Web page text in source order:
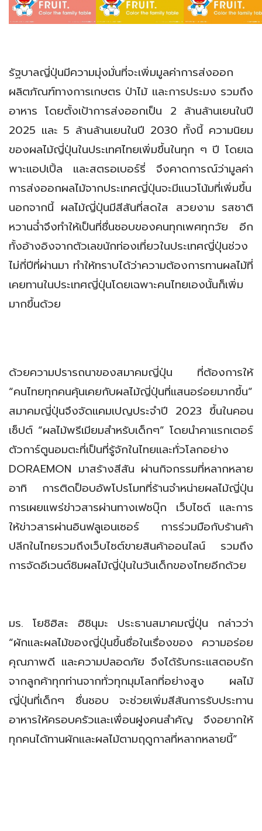
รัฐบาลญี่ปุ่นมีความมุ่งมั่นที่จะเพิ่มมูลค่าการส่งออก
ผลิตภัณฑ์ทางการเกษตร ป่าไม้ และการประมง รวมถึง
อาหาร โดยตั้งเป้าการส่งออกเป็น 2 ล้านล้านเยนในปี
2025 และ 5 ล้านล้านเยนในปี 2030 ทั้งนี้ ความนิยม
ของผลไม้ญี่ปุ่นในประเทศไทยเพิ่มขึ้นในทุก ๆ ปี โดยเฉ
พาะแอปเปิ้ล และสตรอเบอร์รี่ จึงคาดการณ์ว่ามูลค่า
การส่งออกผลไม้จากประเทศญี่ปุ่นจะมีแนวโน้มที่เพิ่มขึ้น
นอกจากนี้ ผลไม้ญี่ปุ่นมีสีสันที่สดใส สวยงาม รสชาติ
หวานฉ่ำจึงทำให้เป็นที่ชื่นชอบของคนทุกเพศทุกวัย อีก
ทั้งอ้างอิงจากตัวเลขนักท่องเที่ยวในประเทศญี่ปุ่นช่วง
ไม่กี่ปีที่ผ่านมา ทำให้ทราบได้ว่าความต้องการทานผลไม้ที่
เคยทานในประเทศญี่ปุ่นโดยเฉพาะคนไทยเองนั้นก็เพิ่ม
มากขึ้นด้วย
ด้วยความปรารถนาของสมาคมญี่ปุ่น ที่ต้องการให้
“คนไทยทุกคนคุ้นเคยกับผลไม้ญี่ปุ่นที่แสนอร่อยมากขึ้น”
สมาคมญี่ปุ่นจึงจัดแคมเปญประจำปี 2023 ขึ้นในคอน
เซ็ปต์ “ผลไม้พรีเมียมสำหรับเด็กๆ” โดยนำคาแรกเตอร์
ตัวการ์ตูนอมตะที่เป็นที่รู้จักในไทยและทั่วโลกอย่าง
DORAEMON มาสร้างสีสัน ผ่านกิจกรรมที่หลากหลาย
อาทิ การติดป็อบอัพโปรโมทที่ร้านจำหน่ายผลไม้ญี่ปุ่น
การเผยแพร่ข่าวสารผ่านทางเฟซบุ๊ก เว็บไซต์ และการ
ให้ข่าวสารผ่านอินฟลูเอนเซอร์ การร่วมมือกับร้านค้า
ปลีกในไทยรวมถึงเว็บไซต์ขายสินค้าออนไลน์ รวมถึง
การจัดอีเวนต์ชิมผลไม้ญี่ปุ่นในวันเด็กของไทยอีกด้วย
มร. โยชิฮิสะ ฮิชินุมะ ประธานสมาคมญี่ปุ่น กล่าวว่า
“ผักและผลไม้ของญี่ปุ่นขึ้นชื่อในเรื่องของ ความอร่อย
คุณภาพดี และความปลอดภัย จึงได้รับกระแสตอบรัก
จากลูกค้าทุกท่านจากทั่วทุกมุมโลกที่อย่างสูง ผลไม้
ญี่ปุ่นที่เด็กๆ ชื่นชอบ จะช่วยเพิ่มสีสันการรับประทาน
อาหารให้ครอบครัวและเพื่อนฝูงคนสำคัญ จึงอยากให้
ทุกคนได้ทานผักและผลไม้ตามฤดูกาลที่หลากหลายนี้”